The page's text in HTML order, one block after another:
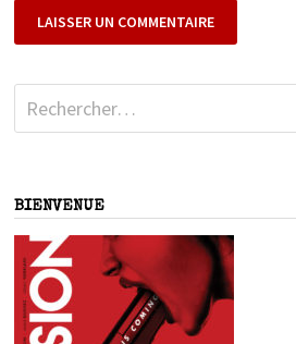
Rechercher :
BIENVENUE